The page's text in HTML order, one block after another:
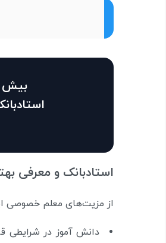
استادبانک و معرفی
از مزیت‌های معلم خصوصی
دانش آموز در